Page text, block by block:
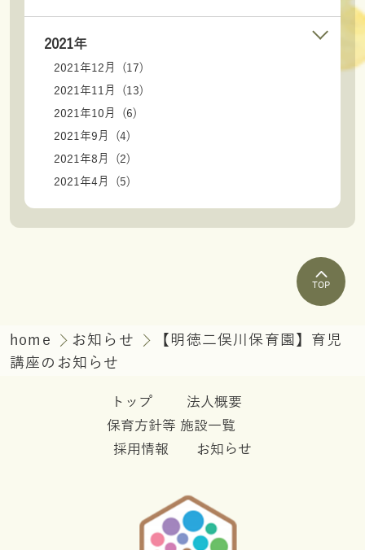
2021年
2021年12月 (17)
2021年11月 (13)
2021年10月 (6)
2021年9月 (4)
2021年8月 (2)
2021年4月 (5)
TOP
home お知らせ
【明徳二俣川保育園】育児
講座のお知らせ
トップ
法人概要
保育方針等 施設一覧
採用情報
お知らせ